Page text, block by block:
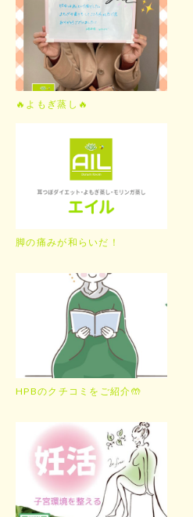
🔥よもぎ蒸し🔥
脚の痛みが和らいだ！
HPBのクチコミをご紹介🤲